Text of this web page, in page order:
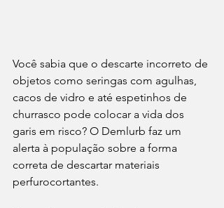
Você sabia que o descarte incorreto de
objetos como seringas com agulhas,
cacos de vidro e até espetinhos de
churrasco pode colocar a vida dos
garis em risco? O Demlurb faz um
alerta à população sobre a forma
correta de descartar materiais
perfurocortantes.